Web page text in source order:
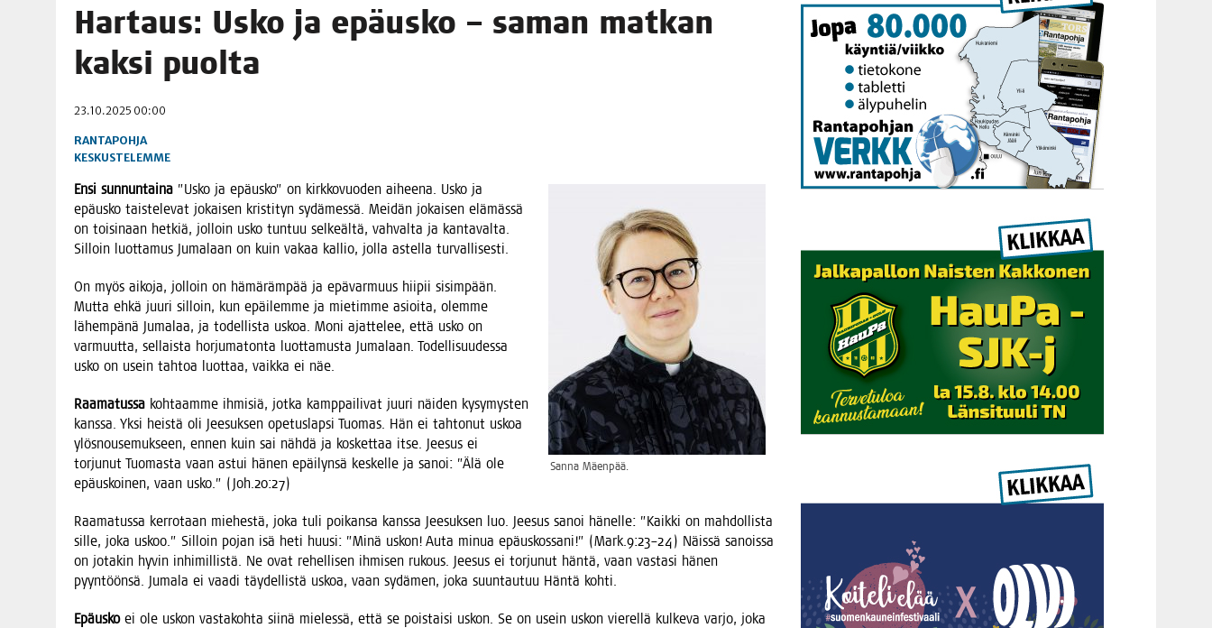
06.08.2026 TOI­VEI­DEN KOTI IISTÄ!
06.08.2026 | KII­MIN­KI­PÄI­VÄT JÄR­JES­TE­TÄÄN PERIN­TEI­TÄ KUNNIOITTAEN
Har­taus: Usko ja epä­us­ko – saman mat­kan
kak­si puolta
23.10.2025 00:00
RANTAPOHJA
KESKUSTELEMME
San­na Mäenpää.
Ensi sun­nun­tai­na ”Usko ja epä­us­ko” on kirk­ko­vuo­den aihee­na. Usko ja
epä­us­ko tais­te­le­vat jokai­sen kris­ti­tyn sydä­mes­sä. Mei­dän jokai­sen elä­mäs­sä
on toi­si­naan het­kiä, jol­loin usko tun­tuu sel­keäl­tä, vah­val­ta ja kan­ta­val­ta.
Sil­loin luot­ta­mus Juma­laan on kuin vakaa kal­lio, jol­la astel­la turvallisesti.
On myös aiko­ja, jol­loin on hämä­räm­pää ja epä­var­muus hii­pii sisim­pään.
Mut­ta ehkä juu­ri sil­loin, kun epäi­lem­me ja mie­tim­me asioi­ta, olem­me
lähem­pä­nä Juma­laa, ja todel­lis­ta uskoa. Moni ajat­te­lee, että usko on
var­muut­ta, sel­lais­ta hor­ju­ma­ton­ta luot­ta­mus­ta Juma­laan. Todel­li­suu­des­sa
usko on usein tah­toa luot­taa, vaik­ka ei näe.
Raa­ma­tus­sa koh­taam­me ihmi­siä, jot­ka kamp­pai­li­vat juu­ri näi­den kysy­mys­ten
kans­sa. Yksi heis­tä oli Jee­suk­sen ope­tus­lap­si Tuo­mas. Hän ei tah­to­nut uskoa
ylös­nouse­muk­seen, ennen kuin sai näh­dä ja kos­ket­taa itse. Jee­sus ei
tor­ju­nut Tuo­mas­ta vaan astui hänen epäi­lyn­sä kes­kel­le ja sanoi: ”Älä ole
epä­us­koi­nen, vaan usko.” (Joh.20:27)
Raa­ma­tus­sa ker­ro­taan mie­hes­tä, joka tuli poi­kan­sa kans­sa Jee­suk­sen luo. Jee­sus sanoi hänel­le: ”Kaik­ki on mah­dol­lis­ta
sil­le, joka uskoo.” Sil­loin pojan isä heti huusi: ”Minä uskon! Auta minua epä­us­kos­sa­ni!” (Mark.9:23–24) Näis­sä sanois­sa
on jota­kin hyvin inhi­mil­lis­tä. Ne ovat rehel­li­sen ihmi­sen rukous. Jee­sus ei tor­ju­nut hän­tä, vaan vas­ta­si hänen
pyyn­töön­sä. Juma­la ei vaa­di täy­del­lis­tä uskoa, vaan sydä­men, joka suun­tau­tuu Hän­tä kohti.
Epä­us­ko ei ole uskon vas­ta­koh­ta sii­nä mie­les­sä, että se pois­tai­si uskon. Se on usein uskon vie­rel­lä kul­ke­va var­jo, joka